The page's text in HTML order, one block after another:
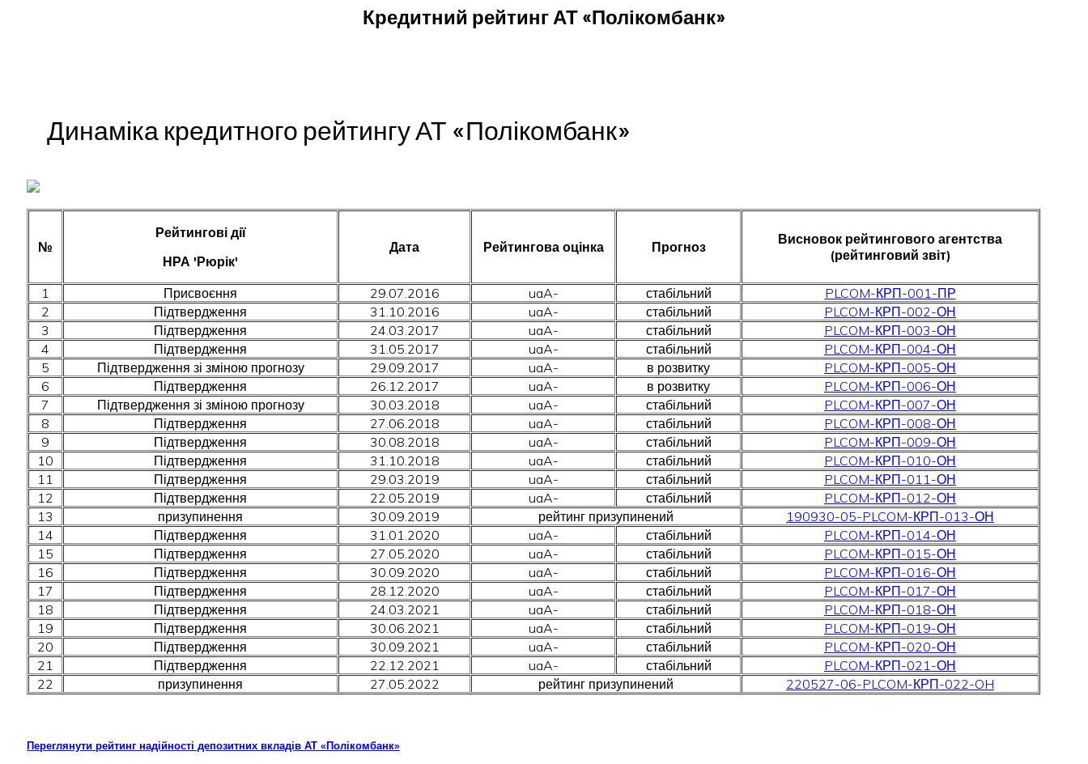
Кредитний рейтинг АТ «Полікомбанк»
Динаміка кредитного рейтингу АТ «Полікомбанк»
№
Рейтингові дії
НРА 'Рюрік'
Дата Рейтингова оцінка Прогноз
Висновок рейтингового агентства
(рейтинговий звіт)
1 Присвоєння 29.07.2016 uaA- стабільний
PLCOM-КРП-001-ПР
2
Підтвердження 31.10.2016 uaA- стабільний
PLCOM-КРП-002-ОН
3
Підтвердження 24.03.2017 uaA- стабільний
PLCOM-КРП-003-ОН
4
Підтвердження 31.05.2017 uaA- стабільний
PLCOM-КРП-004-ОН
5
Підтвердження зі зміною прогнозу 29.09.2017 uaA- в розвитку
PLCOM-КРП-005-ОН
6
Підтвердження 26.12.2017 uaA- в розвитку
PLCOM-КРП-006-ОН
7
Підтвердження зі зміною прогнозу 30.03.2018 uaA- стабільний
PLCOM-КРП-007-ОН
8
Підтвердження 27.06.2018 uaA- стабільний
PLCOM-КРП-008-ОН
9
Підтвердження 30.08.2018 uaA- стабільний
PLCOM-КРП-009-ОН
10
Підтвердження 31.10.2018 uaA- стабільний
PLCOM-КРП-010-ОН
11
Підтвердження 29.03.2019 uaA- стабільний
PLCOM-КРП-011-ОН
12
Підтвердження 22.05.2019 uaA- стабільний
PLCOM-КРП-012-ОН
13
призупинення 30.09.2019 рейтинг призупинений
190930-05-PLCOM-КРП-013-ОН
14
Підтвердження 31.01.2020 uaA- стабільний
PLCOM-КРП-014-ОН
15
Підтвердження 27.05.2020 uaA- стабільний
PLCOM-КРП-015-ОН
16
Підтвердження 30.09.2020 uaA- стабільний
PLCOM-КРП-016-ОН
17
Підтвердження 28.12.2020 uaA- стабільний
PLCOM-КРП-017-ОН
18
Підтвердження 24.03.2021 uaA- стабільний
PLCOM-КРП-018-ОН
19
Підтвердження 30.06.2021 uaA- стабільний
PLCOM-КРП-019-ОН
20
Підтвердження 30.09.2021 uaA- стабільний
PLCOM-КРП-020-ОН
21
Підтвердження 22.12.2021 uaA- стабільний
PLCOM-КРП-021-ОН
22
призупинення 27.05.2022 рейтинг призупинений 220527-06-PLCOM-КРП-022-OH
Переглянути рейтинг надійності депозитних вкладів АТ «Полікомбанк»